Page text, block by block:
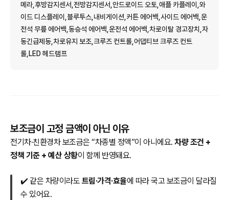
메라,후방감지센서,전방감지센서,안드로이드 오토,애플 카플레이,와
이드 디스플레이,블루투스,내비게이션,커튼 에어백,사이드 에어백,운
전석 무릎 에어백,동승석 에어백,운전석 에어백,차로이탈 경고장치,자
동긴급제동,차로유지 보조,크루즈 컨트롤,어댑티브 크루즈 컨트
롤,LED 헤드램프
보조금이 고정 금액이 아닌 이유
전기차·친환경차 보조금은 “차종별 정액”이 아니에요. 차량 조건 +
정책 기준 + 예산 상황이 함께 반영돼요.
✔️ 같은 차량이라도 트림·가격·효율에 따라 국고 보조금이 달라질
수 있어요.